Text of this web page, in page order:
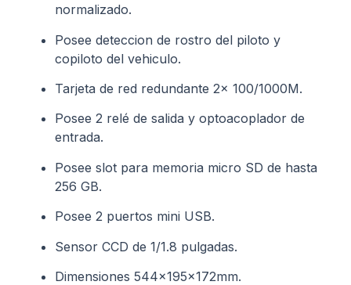
normalizado.
Posee deteccion de rostro del piloto y
copiloto del vehiculo.
Tarjeta de red redundante 2x 100/1000M.
Posee 2 relé de salida y optoacoplador de
entrada.
Posee slot para memoria micro SD de hasta
256 GB.
Posee 2 puertos mini USB.
Sensor CCD de 1/1.8 pulgadas.
Dimensiones 544x195x172mm.